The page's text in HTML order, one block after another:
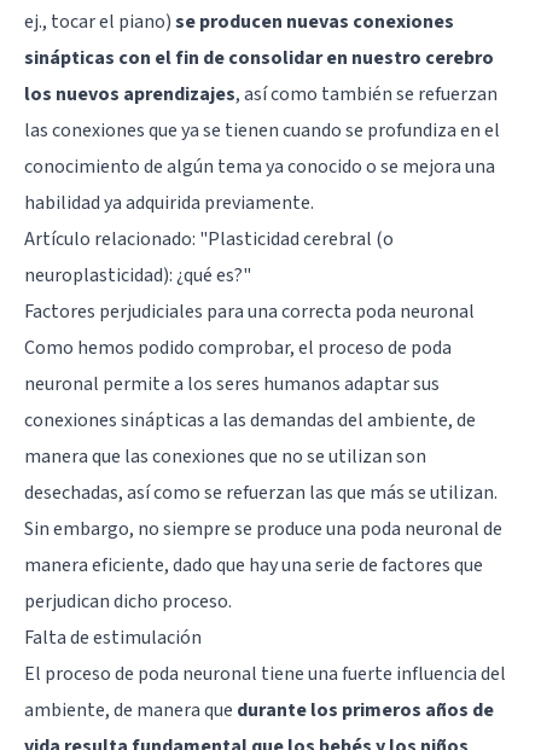
ej., tocar el piano)se producen nuevas conexiones
sinápticas con el fin de consolidar en nuestro cerebro
los nuevos aprendizajes, así como también se refuerzan
las conexiones que ya se tienen cuando se profundiza en el
conocimiento de algún tema ya conocido o se mejora una
habilidad ya adquirida previamente.
Artículo relacionado: "Plasticidad cerebral (o
neuroplasticidad): ¿qué es?"
Factores perjudiciales para una correcta poda neuronal
Como hemos podido comprobar, el proceso de poda
neuronal permite a los seres humanos adaptar sus
conexiones sinápticas a las demandas del ambiente, de
manera que las conexiones que no se utilizan son
desechadas, así como se refuerzan las que más se utilizan.
Sin embargo, no siempre se produce una poda neuronal de
manera eficiente, dado que hay una serie de factores que
perjudican dicho proceso.
Falta de estimulación
El proceso de poda neuronal tiene una fuerte influencia del
ambiente, de manera que durante los primeros años de